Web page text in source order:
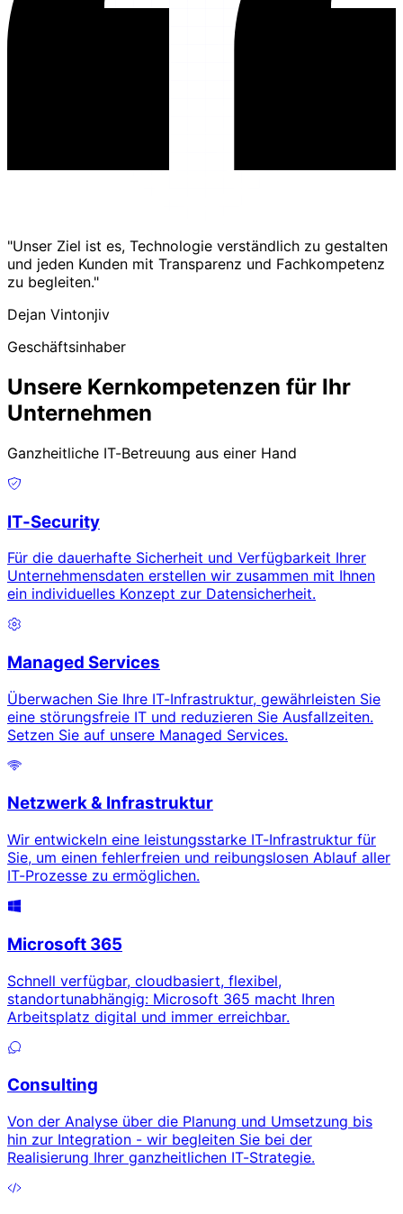
"Unser Ziel ist es, Technologie verständlich zu gestalten
und jeden Kunden mit Transparenz und Fachkompetenz
zu begleiten."
Dejan Vintonjiv
Geschäftsinhaber
Unsere Kernkompetenzen für Ihr
Unternehmen
Ganzheitliche IT-Betreuung aus einer Hand
IT-Security
Für die dauerhafte Sicherheit und Verfügbarkeit Ihrer
Unternehmensdaten erstellen wir zusammen mit Ihnen
ein individuelles Konzept zur Datensicherheit.
Managed Services
Überwachen Sie Ihre IT-Infrastruktur, gewährleisten Sie
eine störungsfreie IT und reduzieren Sie Ausfallzeiten.
Setzen Sie auf unsere Managed Services.
Netzwerk & Infrastruktur
Wir entwickeln eine leistungsstarke IT-Infrastruktur für
Sie, um einen fehlerfreien und reibungslosen Ablauf aller
IT-Prozesse zu ermöglichen.
Microsoft 365
Schnell verfügbar, cloudbasiert, flexibel,
standortunabhängig: Microsoft 365 macht Ihren
Arbeitsplatz digital und immer erreichbar.
Consulting
Von der Analyse über die Planung und Umsetzung bis
hin zur Integration - wir begleiten Sie bei der
Realisierung Ihrer ganzheitlichen IT-Strategie.